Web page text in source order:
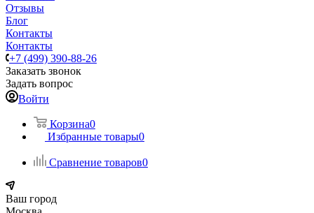
Отзывы
Блог
Контакты
Контакты
+7 (499) 390-88-26
Заказать звонок
Задать вопрос
Войти
Корзина0
Избранные товары0
Сравнение товаров0
Ваш город